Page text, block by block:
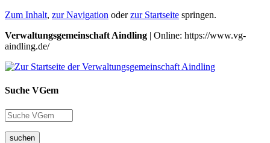
Zum Inhalt, zur Navigation oderzur Startseite springen.
Verwaltungsgemeinschaft Aindling | Online: https://www.vg-
aindling.de/
Suche VGem
suchen